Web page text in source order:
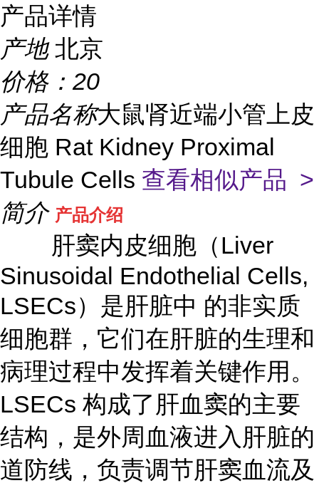
产品详情
产地 北京
价格： 20
产品名称大鼠肾近端小管上皮
细胞 Rat Kidney Proximal
Tubule Cells 查看相似产品 >
简介 产品介绍
肝窦内皮细胞（Liver
Sinusoidal Endothelial Cells,
LSECs）是肝脏中 的非实质
细胞群，它们在肝脏的生理和
病理过程中发挥着关键作用。
LSECs 构成了肝血窦的主要
结构，是外周血液进入肝脏的
道防线，负责调节肝窦血流及